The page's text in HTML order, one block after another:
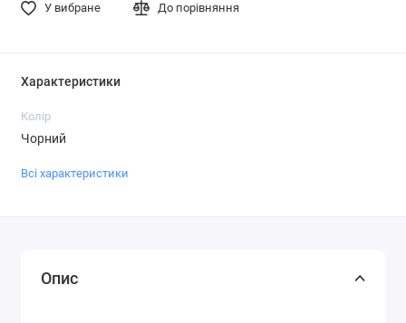
У вибране До порівняння
Характеристики
Колір
Чорний
Всі характеристики
Опис